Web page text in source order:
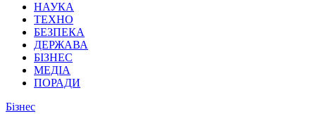
НАУКА
ТЕХНО
БЕЗПЕКА
ДЕРЖАВА
БІЗНЕС
МЕДІА
ПОРАДИ
Бізнес